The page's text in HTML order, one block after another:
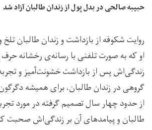
حبیبه صالحی در بدل پول از زندان طالبان آزاد شد
روایت شکوفه از بازداشت و زندان طالبان
او که به صورت تلفنی با رسانه‌ی رخشانه
زندگی‌اش پس از بازداشت خشونت‌آمیز و
گروهی در زندان طالبان، برای همیشه
از حدود چهار سال تصمیم گرفته در مورد
طالبان و پیامدهای آن بر زندگی‌اش صحبت